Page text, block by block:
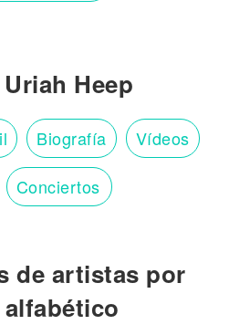
Heep
Biografía Vídeos
Conciertos
de artistas por